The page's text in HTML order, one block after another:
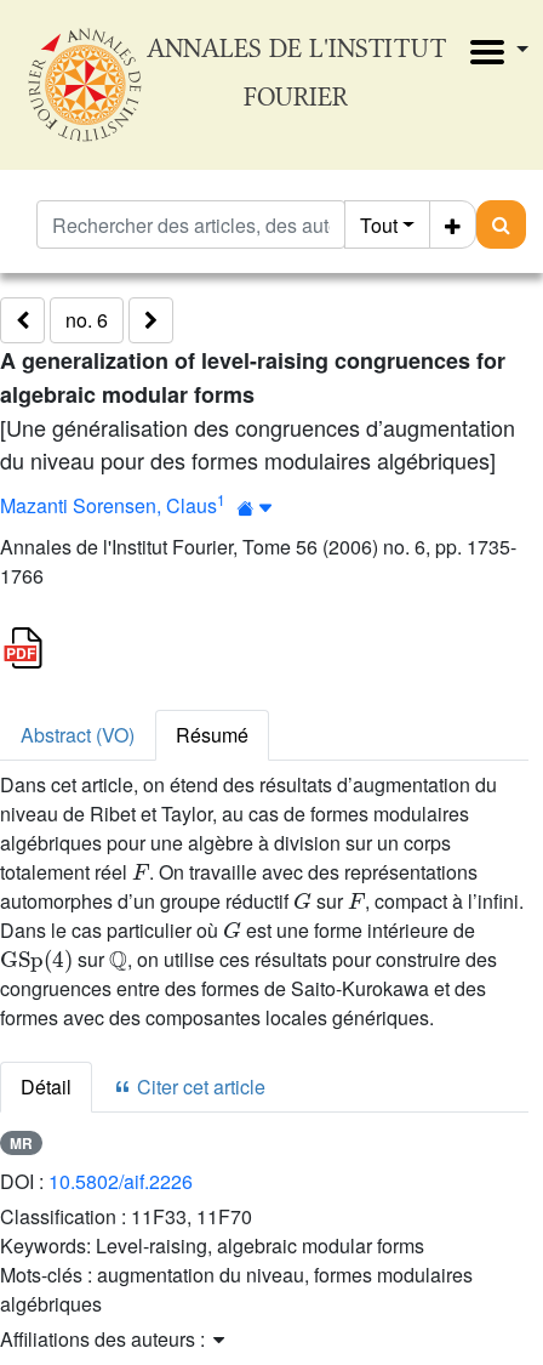
ANNALES DE L'INSTITUT
FOURIER
Tout
no. 6
A generalization of level-raising congruences for
algebraic modular forms
[Une généralisation des congruences d’augmentation
du niveau pour des formes modulaires algébriques]
Mazanti Sorensen, Claus1
Annales de l'Institut Fourier, Tome 56 (2006) no. 6, pp. 1735-
1766
Abstract (VO)
Résumé
Dans cet article, on étend des résultats d’augmentation du
niveau de Ribet et Taylor, au cas de formes modulaires
algébriques pour une algèbre à division sur un corps
totalement réel
F
. On travaille avec des représentations
automorphes d’un groupe réductif
G
sur
F
, compact à l’infini.
Dans le cas particulier où
G
est une forme intérieure de
GSp(4)
sur
ℚ
, on utilise ces résultats pour construire des
congruences entre des formes de Saito-Kurokawa et des
formes avec des composantes locales génériques.
Détail Citer cet article
MR
DOI : 10.5802/aif.2226
Classification : 11F33, 11F70
Keywords: Level-raising, algebraic modular forms
Mots-clés : augmentation du niveau, formes modulaires
algébriques
Affiliations des auteurs :